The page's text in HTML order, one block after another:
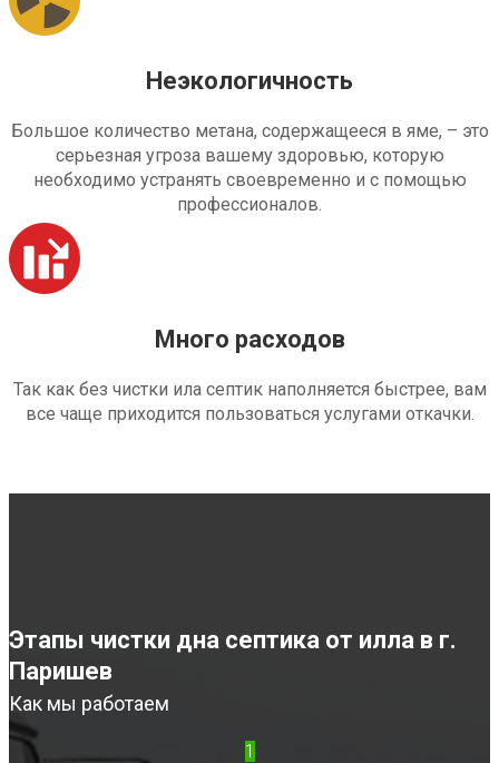
Неэкологичность
Большое количество метана, содержащееся в яме, – это
серьезная угроза вашему здоровью, которую
необходимо устранять своевременно и с помощью
профессионалов.
Много расходов
Так как без чистки ила септик наполняется быстрее, вам
все чаще приходится пользоваться услугами откачки.
Этапы чистки дна септика от илла в г.
Паришев
Как мы работаем
1